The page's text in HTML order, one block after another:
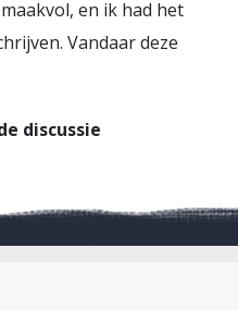
en ik had het
Vandaar deze
discussie